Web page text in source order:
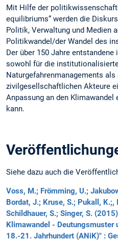
Mit Hilfe der
equilibriums“ werden die
Politik, Verwaltung und Medien
Politikwandel/der Wandel des
Der über 150 Jahre
sowohl für die
Naturgefahrenmanagements als
zivilgesellschaftlichen Akteure
Anpassung an den Klimawandel
kann.
Siehe dazu auch die
Voss, M.; Frömming, U.;
Bordat, J.; Kruse, S.; Pukall, K.;,
Schildhauer, S.; Singer, S.
Klimawandel - Deutungsmuster
18.-21. Jahrhundert (ANiK)" :